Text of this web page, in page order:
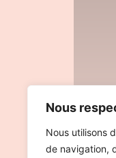
Nous
Nous utilisons
de navigation,